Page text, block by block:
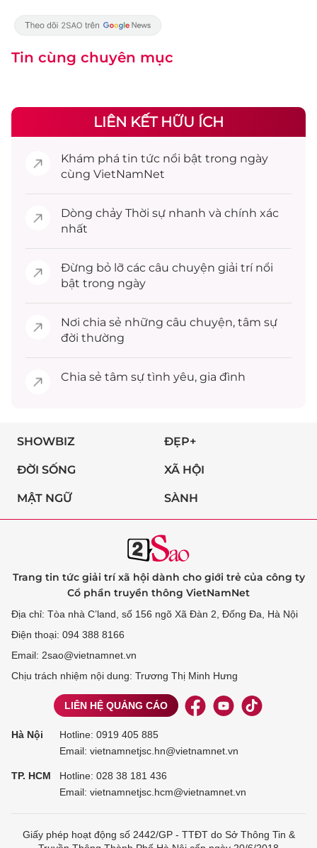
Tin cùng chuyên mục
LIÊN KẾT HỮU ÍCH
Khám phá tin tức nổi bật trong ngày
cùng VietNamNet
Dòng chảy Thời sự nhanh và chính xác
nhất
Đừng bỏ lỡ các câu chuyện giải trínổi
bật trong ngày
Nơi chia sẻ những câu chuyện, tâm sự
đời thường
Chia sẻ tâm sự tình yêu, gia đình
SHOWBIZ ĐẸP+
ĐỜI SỐNG XÃ HỘI
MẬT NGỮ SÀNH
Trang tin tức giải trí xã hội dành cho giới trẻ của công ty
Cổ phần truyền thông VietNamNet
Địa chỉ: Tòa nhà C’land, số 156 ngõ Xã Đàn 2, Đống Đa, Hà Nội
Điện thoại: 094 388 8166
Email: 2sao@vietnamnet.vn
Chịu trách nhiệm nội dung: Trương Thị Minh Hưng
LIÊN HỆ QUẢNG CÁO
Hà Nội Hotline: 0919 405 885
Email: vietnamnetjsc.hn@vietnamnet.vn
TP. HCM Hotline: 028 38 181 436
Email: vietnamnetjsc.hcm@vietnamnet.vn
Giấy phép hoạt động số 2442/GP - TTĐT do Sở Thông Tin &